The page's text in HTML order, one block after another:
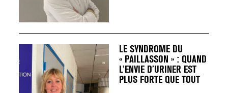
LE SYNDROME DU
« PAILLASSON » : QUAND
L’ENVIE D’URINER EST
PLUS FORTE QUE TOUT